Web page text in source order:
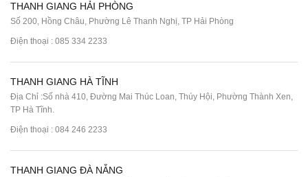
THANH GIANG HẢI PHÒNG
Số 200, Hồng Châu, Phường Lê Thanh Nghị, TP Hải Phòng
Điện thoại : 085 334 2233
THANH GIANG HÀ TĨNH
Địa Chỉ :Số nhà 410, Đường Mai Thúc Loan, Thúy Hội, Phường Thành Xen,
TP Hà Tĩnh.
Điện thoại : 084 246 2233
THANH GIANG ĐÀ NẴNG